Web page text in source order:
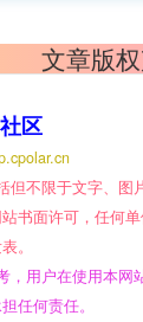
文章版
区
但不限于文字、
书面许可，任何
。
，用户在使用本
任何责任。